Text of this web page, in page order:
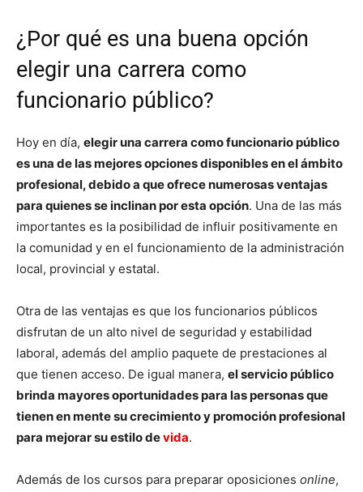
¿Por qué es una buena opción
elegir una carrera como
funcionario público?
Hoy en día, elegir una carrera como funcionario público
es una de las mejores opciones disponibles en el ámbito
profesional, debido a que ofrece numerosas ventajas
para quienes se inclinan por esta opción. Una de las más
importantes es la posibilidad de influir positivamente en
la comunidad y en el funcionamiento de la administración
local, provincial y estatal.
Otra de las ventajas es que los funcionarios públicos
disfrutan de un alto nivel de seguridad y estabilidad
laboral, además del amplio paquete de prestaciones al
que tienen acceso. De igual manera, el servicio público
brinda mayores oportunidades para las personas que
tienen en mente su crecimiento y promoción profesional
para mejorar su estilo devida.
Además de los cursos para preparar oposiciones online,